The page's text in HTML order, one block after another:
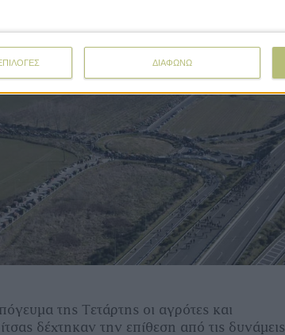
ΔΙΑΦΩΝΩ
της Τετάρτης οι αγρότες και
δέχτηκαν την επίθεση από τις δυνάμεις